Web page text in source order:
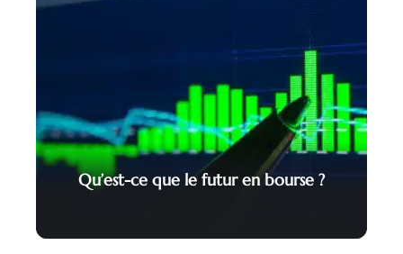
Qu’est-ce que le futur en bourse ?